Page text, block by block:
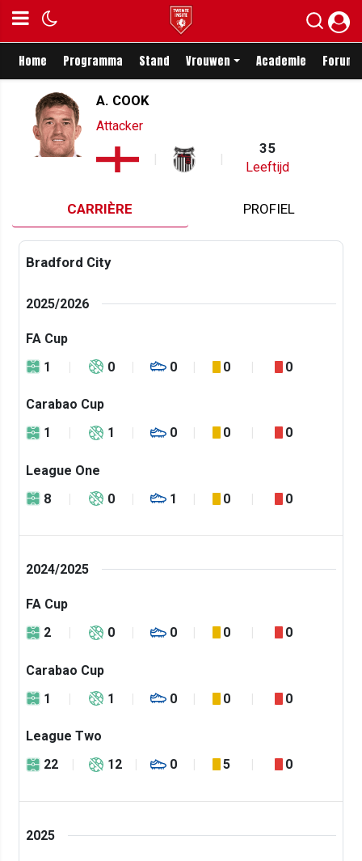
Home Programma Stand Vrouwen Academie Forum
A. COOK
Attacker
35
Leeftijd
CARRIÈRE PROFIEL
Bradford City
2025/2026
FA Cup
1
0 0 0 0
Carabao Cup
1
1 0 0 0
League One
8
0 1 0 0
2024/2025
FA Cup
2
0 0 0 0
Carabao Cup
1
1 0 0 0
League Two
22
12 0 5 0
2025